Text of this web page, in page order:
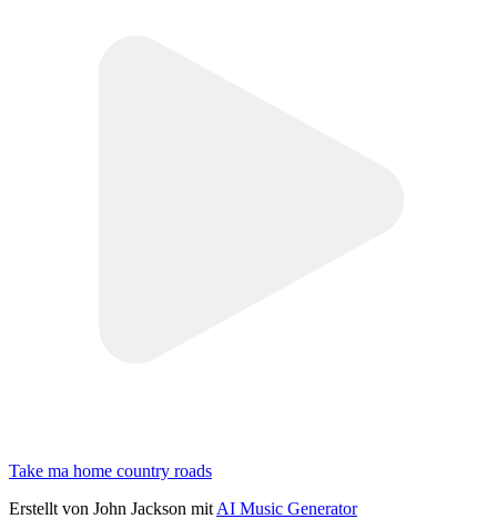
Take ma home country roads
Erstellt von John Jackson mit AI Music Generator